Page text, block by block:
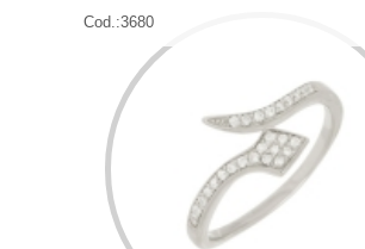
Cod.:3680